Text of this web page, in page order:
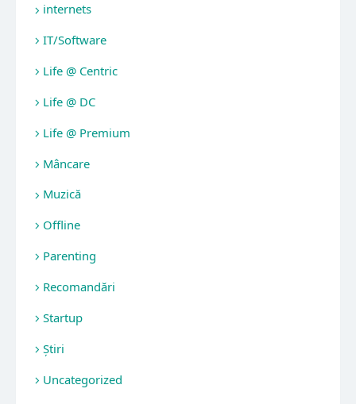
internets
IT/Software
Life @ Centric
Life @ DC
Life @ Premium
Mâncare
Muzică
Offline
Parenting
Recomandări
Startup
Știri
Uncategorized